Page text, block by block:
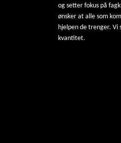
og setter fokus på
ønsker at alle som
hjelpen de trenger.
kvantitet.